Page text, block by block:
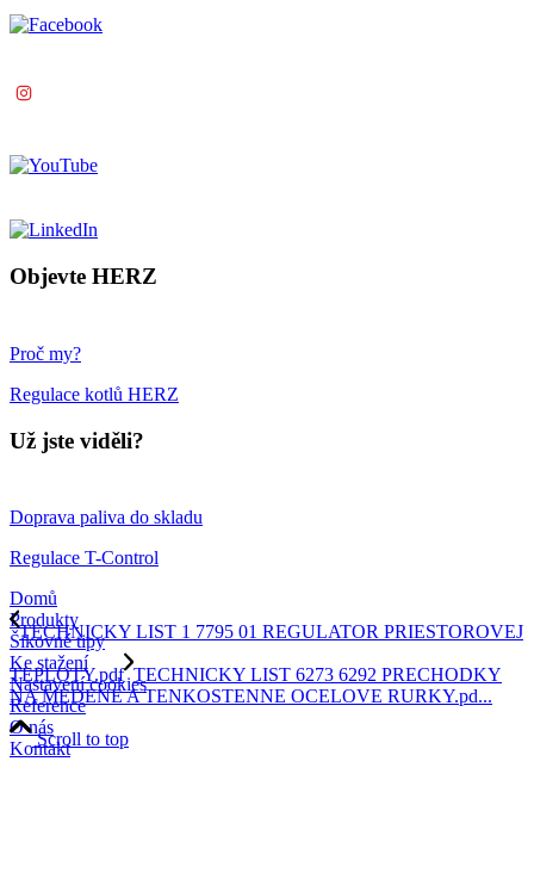
Objevte HERZ
Proč my?
Regulace kotlů HERZ
Už jste viděli?
Doprava paliva do skladu
Regulace T-Control
Domů
Produkty
Šikovné tipy
Ke stažení
Nastavení cookies
Reference
O nás
Kontakt
TECHNICKY LIST 1 7795 01 REGULATOR PRIESTOROVEJ
TEPLOTY.pdf TECHNICKY LIST 6273 6292 PRECHODKY
NA MEDENE A TENKOSTENNE OCELOVE RURKY.pd...
Scroll to top